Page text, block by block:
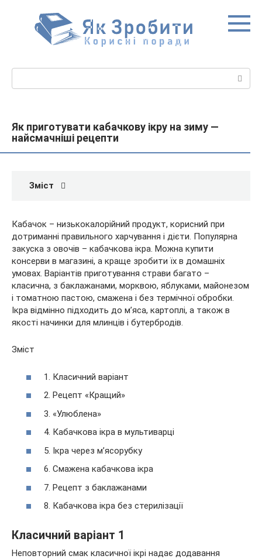
Як приготувати кабачкову ікру на зиму —
найсмачніші рецепти
Зміст
Кабачок – низькокалорійний продукт, корисний при
дотриманні правильного харчування і дієти. Популярна
закуска з овочів – кабачкова ікра. Можна купити
консерви в магазині, а краще зробити їх в домашніх
умовах. Варіантів приготування страви багато –
класична, з баклажанами, морквою, яблуками, майонезом
і томатною пастою, смажена і без термічної обробки.
Ікра відмінно підходить до м’яса, картоплі, а також в
якості начинки для млинців і бутербродів.
Зміст
1. Класичний варіант
2. Рецепт «Кращий»
3. «Улюблена»
4. Кабачкова ікра в мультиварці
5. Ікра через м’ясорубку
6. Смажена кабачкова ікра
7. Рецепт з баклажанами
8. Кабачкова ікра без стерилізації
Класичний варіант 1
Неповторний смак класичної ікрі надає додавання